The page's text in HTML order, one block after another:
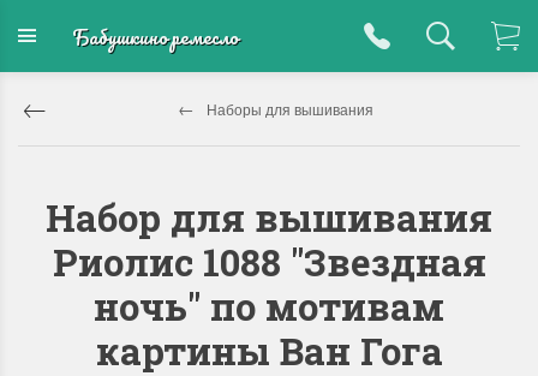
Бабушкино ремесло
Наборы для вышивания
Набор для вышивания
Риолис 1088 "Звездная
ночь" по мотивам
картины Ван Гога